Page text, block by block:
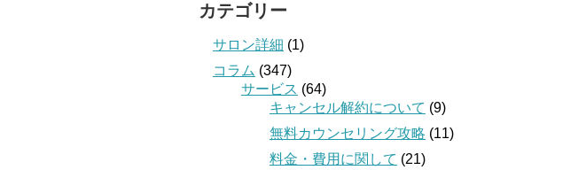
カテゴリー
サロン詳細 (1)
コラム (347)
サービス (64)
キャンセル解約について (9)
無料カウンセリング攻略 (11)
料金・費用に関して (21)